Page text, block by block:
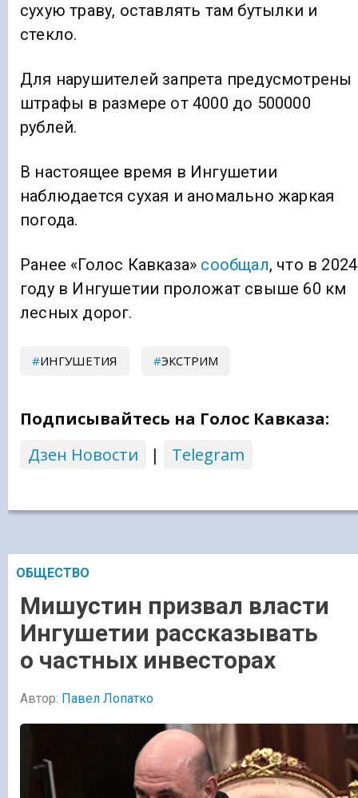
сухую траву, оставлять там бутылки и
стекло.
Для нарушителей запрета предусмотрены
штрафы в размере от 4000 до 500000
рублей.
В настоящее время в Ингушетии
наблюдается сухая и аномально жаркая
погода.
Ранее «Голос Кавказа» сообщал, что в 2024
году в Ингушетии проложат свыше 60 км
лесных дорог.
ИНГУШЕТИЯ ЭКСТРИМ
Подписывайтесь на Голос Кавказа:
Дзен Новости
| Telegram
ОБЩЕСТВО
Мишустин призвал власти
Ингушетии рассказывать
о частных инвесторах
Автор: Павел Лопатко